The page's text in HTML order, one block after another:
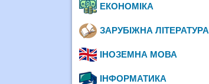
ЕКОНОМІКА
ЗАРУБІЖНА ЛІТЕРАТУРА
ІНОЗЕМНА МОВА
ІНФОРМАТИКА